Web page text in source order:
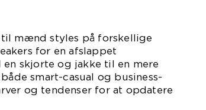
mænd styles på forskellige
for en afslappet
skjorte og jakke til en mere
smart-casual og business-
og tendenser for at opdatere